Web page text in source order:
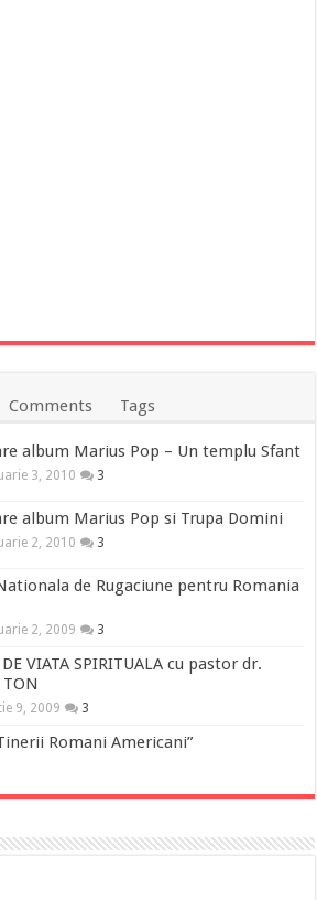
Comments Tags
album Marius Pop – Un templu Sfant
3, 2010 3
album Marius Pop si Trupa Domini
2, 2010 3
de Rugaciune pentru Romania
2, 2009 3
DE VIATA SPIRITUALA cu pastor dr.
9, 2009 3
Romani Americani”